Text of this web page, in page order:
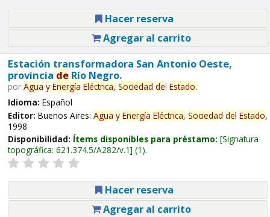
Hacer reserva
Agregar al carrito
Estación transformadora San Antonio Oeste,
provincia deRío Negro.
por Agua y Energía Eléctrica, Sociedad del Estado.
Idioma: Español
Editor: Buenos Aires: Agua y Energía Eléctrica, Sociedad del Estado,
1998
Disponibilidad: Ítems disponibles para préstamo: Signatura
topográfica: 621.374.5/A282/v.1 (1).
Hacer reserva
Agregar al carrito